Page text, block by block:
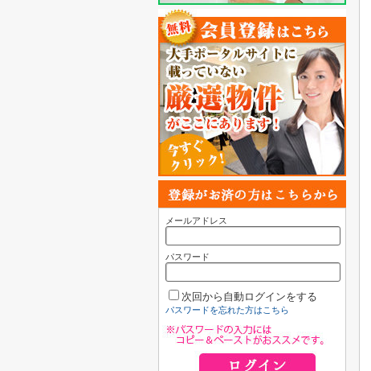
メールアドレス
パスワード
次回から自動ログインをする
パスワードを忘れた方はこちら